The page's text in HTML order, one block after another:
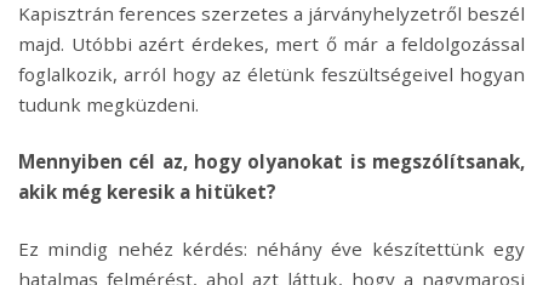
Kapisztrán ferences szerzetes a járványhelyzetről beszél
majd. Utóbbi azért érdekes, mert ő már a feldolgozással
foglalkozik, arról hogy az életünk feszültségeivel hogyan
tudunk megküzdeni.
Mennyiben cél az, hogy olyanokat is megszólítsanak,
akik még keresik a hitüket?
Ez mindig nehéz kérdés: néhány éve készítettünk egy
hatalmas felmérést, ahol azt láttuk, hogy a nagymarosi